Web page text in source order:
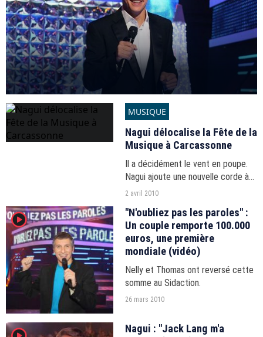
MUSIQUE
Nagui délocalise la Fête de la
Musique à Carcassonne
Il a décidément le vent en poupe.
Nagui ajoute une nouvelle corde à
son arc en décrochant l'animation
Musique, cette année sur France 2.
Et, pour...
2 avril 2010
player2
"N'oubliez pas les paroles" :
Un couple remporte 100.000
euros, une première
mondiale (vidéo)
Nelly et Thomas ont reversé cette
somme au Sidaction.
26 mars 2010
Nagui : "Jack Lang m'a